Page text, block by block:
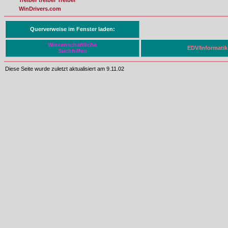
WinDrivers.com
Querverweise im Fenster laden:
Wissenschaftliche
Suchhilfen
EDV/Informatik
Diese Seite wurde zuletzt aktualisiert am 9.11.02